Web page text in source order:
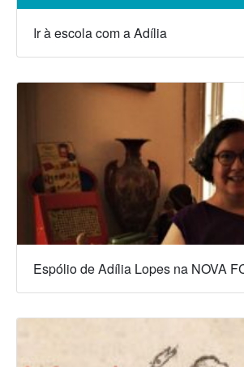
Ir à escola com a Adília
Espólio de Adília Lopes na NOVA